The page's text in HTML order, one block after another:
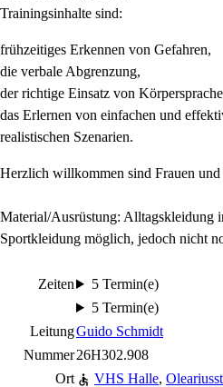
Trainingsinhalte sind:
frühzeitiges Erkennen von Gefahren,
die verbale Abgrenzung,
der richtige Einsatz von
das Erlernen von einfachen und
realistischen Szenarien.
Herzlich willkommen sind Frauen und
Material/Ausrüstung: Alltagskleidung
Sportkleidung möglich, jedoch nicht
Zeiten
5 Termin(e)
5 Termin(e)
LeitungGuido Schmidt
Nummer26H302.908
Ort
VHS Halle,